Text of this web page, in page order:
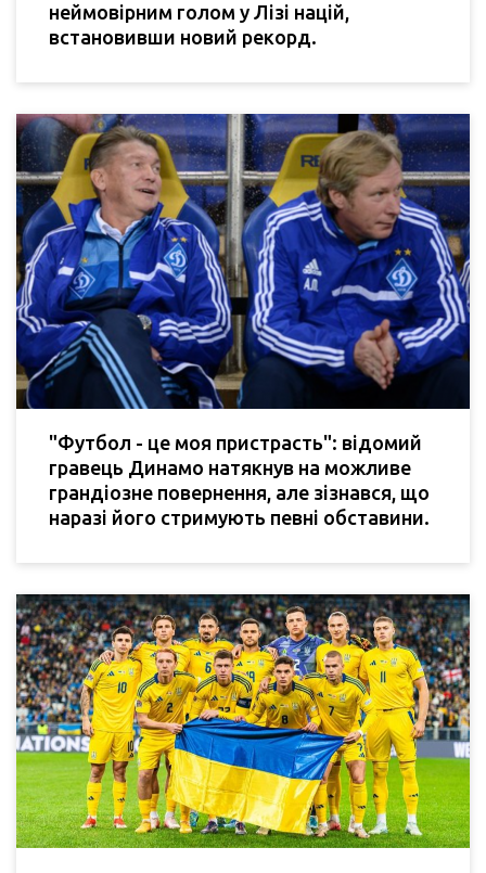
неймовірним голом у Лізі націй,
встановивши новий рекорд.
"Футбол - це моя пристрасть": відомий
гравець Динамо натякнув на можливе
грандіозне повернення, але зізнався, що
наразі його стримують певні обставини.